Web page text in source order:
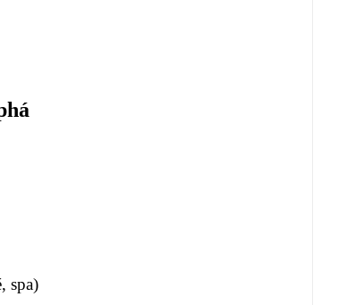
spa)